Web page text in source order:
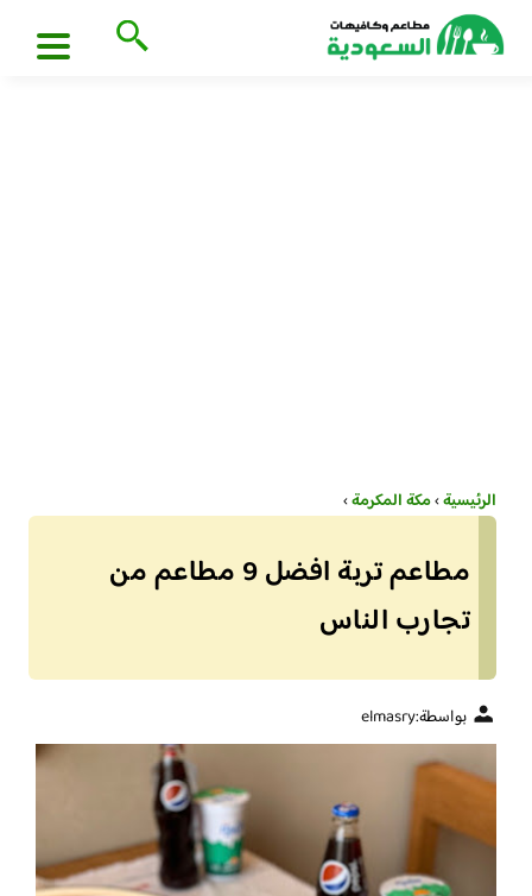
الرئيسية›مكة المكرمة›
مطاعم تربة افضل 9 مطاعم من
تجارب الناس
بواسطة:elmasry